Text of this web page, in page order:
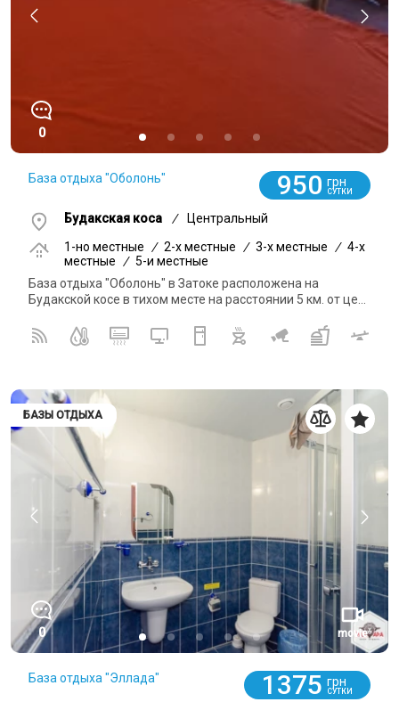
0
База отдыха "Оболонь" 950 грн
СУТКИ
Будакская коса /
Центральный
1-но местные
/ 2-x местные / 3-x местные / 4-x
местные
/ 5-и местные
База отдыха "Оболонь" в Затоке расположена на
Будакской косе в тихом месте на расстоянии 5 км. от це...
БАЗЫ ОТДЫХА
0 movie
База отдыха "Эллада" 1375 грн
СУТКИ